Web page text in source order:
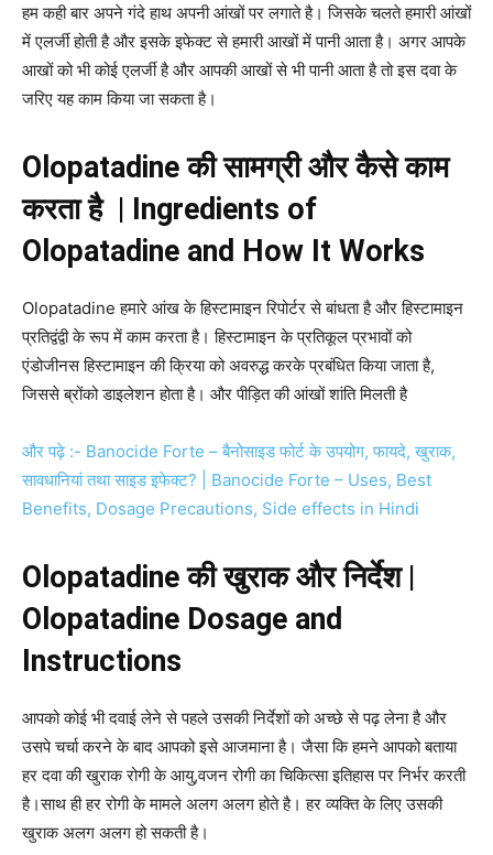
हम कही बार अपने गंदे हाथ अपनी आंखों पर लगाते है। जिसके चलते हमारी आंखों
में एलर्जी होती है और इसके इफेक्ट से हमारी आखों में पानी आता है। अगर आपके
आखों को भी कोई एलर्जी है और आपकी आखों से भी पानी आता है तो इस दवा के
जरिए यह काम किया जा सकता है।
Olopatadineकी सामग्री और कैसे काम
करता है | Ingredients of
Olopatadine and How It Works
Olopatadine हमारे आंख के हिस्टामाइन रिपोर्टर से बांधता है और हिस्टामाइन
प्रतिद्वंद्वी के रूप में काम करता है। हिस्टामाइन के प्रतिकूल प्रभावों को
एंडोजीनस हिस्टामाइन की क्रिया को अवरुद्ध करके प्रबंधित किया जाता है,
जिससे ब्रोंको डाइलेशन होता है। और पीड़ित की आंखों शांति मिलती है
और पढ़े :- Banocide Forte – बैनोसाइड फोर्ट के उपयोग, फायदे, खुराक,
सावधानियां तथा साइड इफेक्ट? | Banocide Forte – Uses, Best
Benefits, Dosage Precautions, Side effects in Hindi
Olopatadineकी खुराक और निर्देश|
Olopatadine Dosage and
Instructions
आपको कोई भी दवाई लेने से पहले उसकी निर्देशों को अच्छे से पढ़ लेना है और
उसपे चर्चा करने के बाद आपको इसे आजमाना है। जैसा कि हमने आपको बताया
हर दवा की खुराक रोगी के आयु,वजन रोगी का चिकित्सा इतिहास पर निर्भर करती
है।साथ ही हर रोगी के मामले अलग अलग होते है। हर व्यक्ति के लिए उसकी
खुराक अलग अलग हो सकती है।